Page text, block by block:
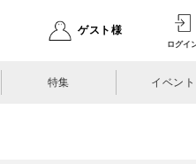
ゲスト様
ログイ
特集 イベント